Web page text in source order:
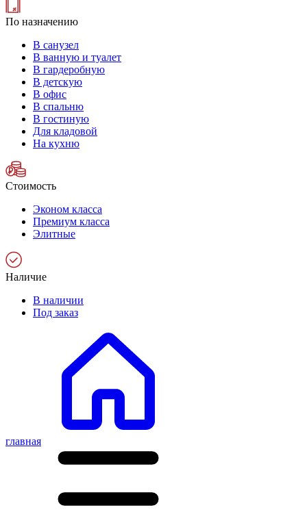
По назначению
В санузел
В ванную и туалет
В гардеробную
В детскую
В офис
В спальню
В гостиную
Для кладовой
На кухню
Стоимость
Эконом класса
Премиум класса
Элитные
Наличие
В наличии
Под заказ
главная